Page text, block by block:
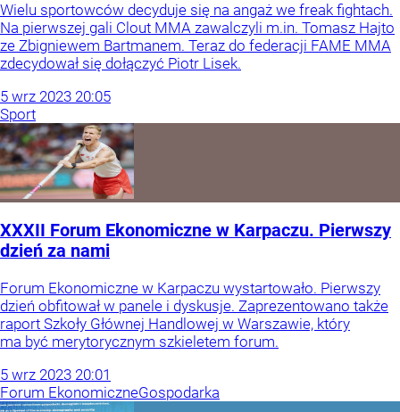
Wielu sportowców decyduje się na angaż we freak fightach.
Na pierwszej gali Clout MMA zawalczyli m.in. Tomasz Hajto
ze Zbigniewem Bartmanem. Teraz do federacji FAME MMA
zdecydował się dołączyć Piotr Lisek.
5 wrz 2023 20:05
Sport
XXXII Forum Ekonomiczne w Karpaczu. Pierwszy
dzień za nami
Forum Ekonomiczne w Karpaczu wystartowało. Pierwszy
dzień obfitował w panele i dyskusje. Zaprezentowano także
raport Szkoły Głównej Handlowej w Warszawie, który
ma być merytorycznym szkieletem forum.
5 wrz 2023 20:01
Forum EkonomiczneGospodarka